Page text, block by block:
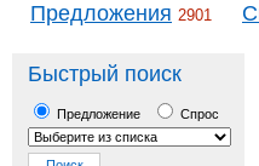
Предложения 2901
Быстрый поиск
Предложение Спрос